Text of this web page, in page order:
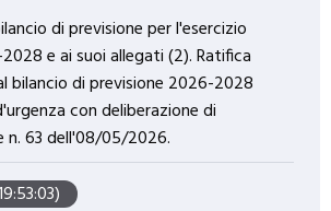
di previsione per l'esercizio
e ai suoi allegati (2). Ratifica
bilancio di previsione 2026-2028
con deliberazione di
n. 63 dell'08/05/2026.